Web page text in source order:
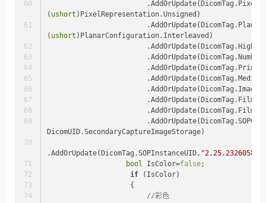
( ushort )PixelRepresentation.Unsigned)
( ushort )PlanarConfiguration.Interleaved)
DicomUID.SecondaryCaptureImageStorage)
.AddOrUpdate(DicomTag.SOPInstanceUID,
bool IsColor=false;
if (IsColor)
                    {
//彩色